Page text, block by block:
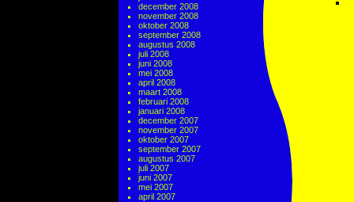
december 2008
november 2008
oktober 2008
september 2008
augustus 2008
juli 2008
juni 2008
mei 2008
april 2008
maart 2008
februari 2008
januari 2008
december 2007
november 2007
oktober 2007
september 2007
augustus 2007
juli 2007
juni 2007
mei 2007
april 2007